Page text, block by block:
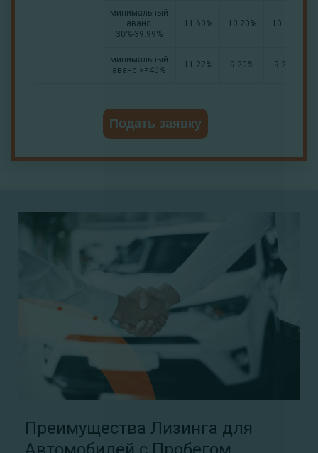
минимальный
аванс
30%-39.99%
11.60% 10.20% 10.20%
минимальный
аванс >=40%
11.22% 9.20% 9.20%
Подать заявку
Преимущества Лизинга для